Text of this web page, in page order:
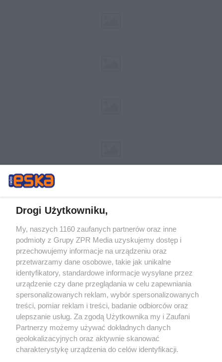
Żaden utwór zamieszczony w serwisie nie może być powielany i
rozpowszechniany lub dalej rozpowszechniany w jakikolwiek sposób (w
tym także elektroniczny lub mechaniczny) na jakimkolwiek polu
eksploatacji w jakiejkolwiek formie, włącznie z umieszczaniem w
Internecie bez pisemnej zgody właściciela praw. Jakiekolwiek użycie lub
wykorzystanie utworów w całości lub w części z naruszeniem prawa,
tzn. bez właściwej zgody, jest zabronione pod groźbą kary i może być
ścigane prawnie.
Drogi Użytkowniku,
My, naszych 1160 zaufanych partnerów oraz inne
podmioty z Grupy ZPR Media uzyskujemy dostęp i
przechowujemy informacje na urządzeniu oraz
przetwarzamy dane osobowe, takie jak unikalne
identyfikatory, standardowe informacje wysyłane przez
urządzenie czy dane przeglądania w celu zapewniania
spersonalizowanych reklam, wybór spersonalizowanych
treści, pomiar reklam i treści, badanie odbiorców oraz
ulepszanie usług. Za zgodą Użytkownika my i Zaufani
Partnerzy możemy używać dokładnych danych
geolokalizacyjnych oraz aktywnie skanować
charakterystykę urządzenia do celów identyfikacji.